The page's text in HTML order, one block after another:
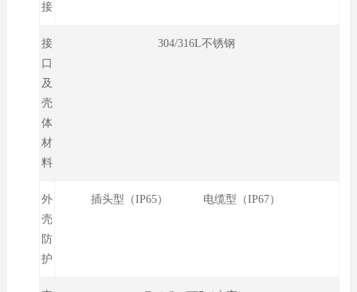
接
接
口
及
壳
体
材
料
304/316L不锈钢
外
壳
防
护
插头型（IP65） 电缆型（IP67）